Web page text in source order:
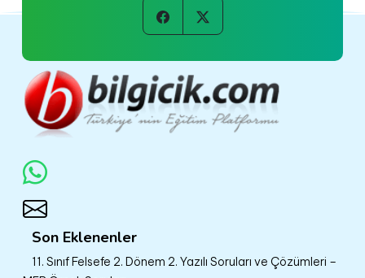
Son Eklenenler
11. Sınıf Felsefe 2. Dönem 2. Yazılı Soruları ve Çözümleri –